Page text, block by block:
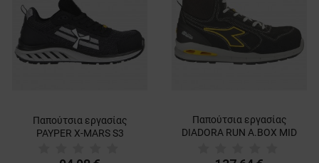
Παπούτσια εργασίας
PAYPER X-MARS S3
Παπούτσια εργασίας
DIADORA RUN A.BOX MID